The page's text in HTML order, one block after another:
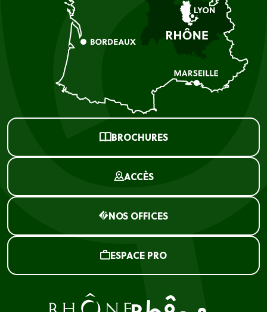
BROCHURES
ACCÈS
NOS OFFICES
ESPACE PRO